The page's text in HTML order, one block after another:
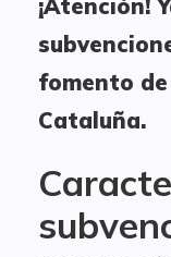
¡Atención!
fomento
Cataluña.